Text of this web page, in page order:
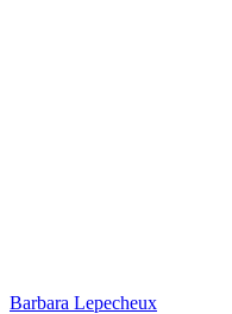
Barbara Lepecheux